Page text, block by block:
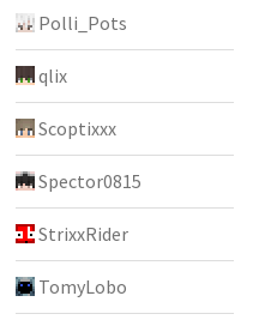
Polli_Pots
qlix
Scoptixxx
Spector0815
StrixxRider
TomyLobo